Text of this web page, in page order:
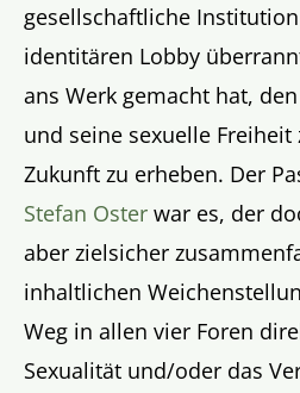
gesellschaftliche
identitären Lobby
ans Werk gemacht hat,
und seine sexuelle
Zukunft zu erheben. Der
Stefan Oster war es, der
aber zielsicher
inhaltlichen
Weg in allen vier Foren
Sexualität und/oder das